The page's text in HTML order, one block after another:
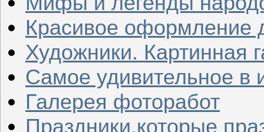
Красивое оформление
Художники. Картинная
Самое удивительное в
Галерея фоторабот
Праздники,которые